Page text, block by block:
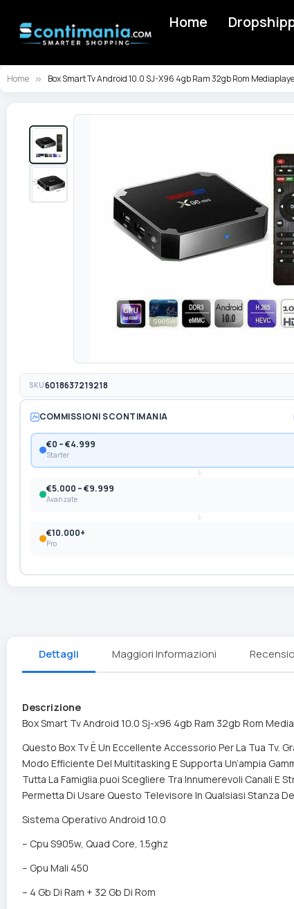
Home
Home Box Smart Tv Android 10.0 SJ-X96 4gb Ram 32gb Rom
della
galleria
SKU6018637219218
COMMISSIONI SCONTIMANIA
€0 – €4.999
Starter
€5.000 – €9.999
Avanzate
€10.000+
Pro
Dettagli Maggiori Informazioni
Descrizione
Box Smart Tv Android 10.0 Sj-x96 4gb Ram 32gb Rom
Questo Box Tv È Un Eccellente Accessorio Per La Tua Tv.
Modo Efficiente Del Multitasking E Supporta Un’ampia
Tutta La Famiglia.puoi Scegliere Tra Innumerevoli Canali E
Permetta Di Usare Questo Televisore In Qualsiasi Stanza
Sistema Operativo Android 10.0
– Cpu S905w, Quad Core, 1.5ghz
– Gpu Mali 450
– 4 Gb Di Ram + 32 Gb Di Rom